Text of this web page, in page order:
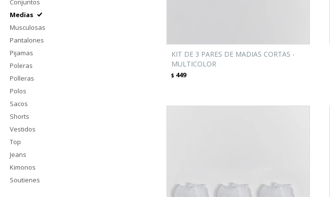
KIT DE 3 PARES DE MADIAS CORTAS -
MULTICOLOR
$ 449
Conjuntos
Medias
Musculosas
Pantalones
Pijamas
Poleras
Polleras
Polos
Sacos
Shorts
Vestidos
Top
Jeans
Kimonos
Soutienes